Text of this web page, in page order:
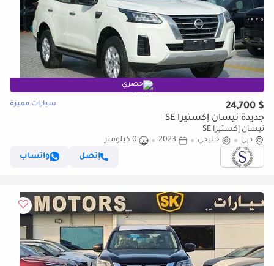
حصري
$ 24,700 سيارات مميزة
جديدة نيسان إكستيرا SE
نيسان إكستيرا SE
دبي
خليجي 2023
0 كيلومتر
إتصل
واتساب